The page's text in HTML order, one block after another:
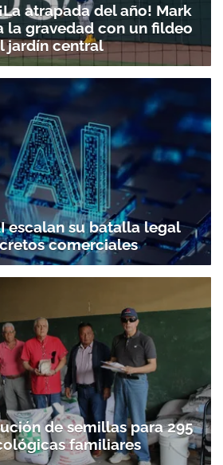
atrapada del año! Mark
la gravedad con un fildeo
jardín central
escalan su batalla legal
comerciales
de semillas para 295
familiares